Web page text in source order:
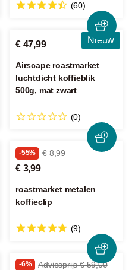
(60)
Nieuw
€ 47,99
Airscape roastmarket
luchtdicht koffieblik
500g, mat zwart
(0)
-55% € 8,99
€ 3,99
roastmarket metalen
koffieclip
(9)
-6% Adviesprijs € 59,00